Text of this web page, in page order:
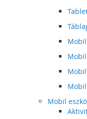
Mobil